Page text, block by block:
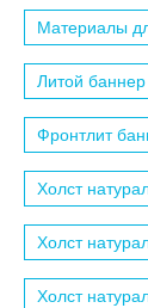
Материалы
Литой баннер
Фронтлит
Холст
Холст
Холст